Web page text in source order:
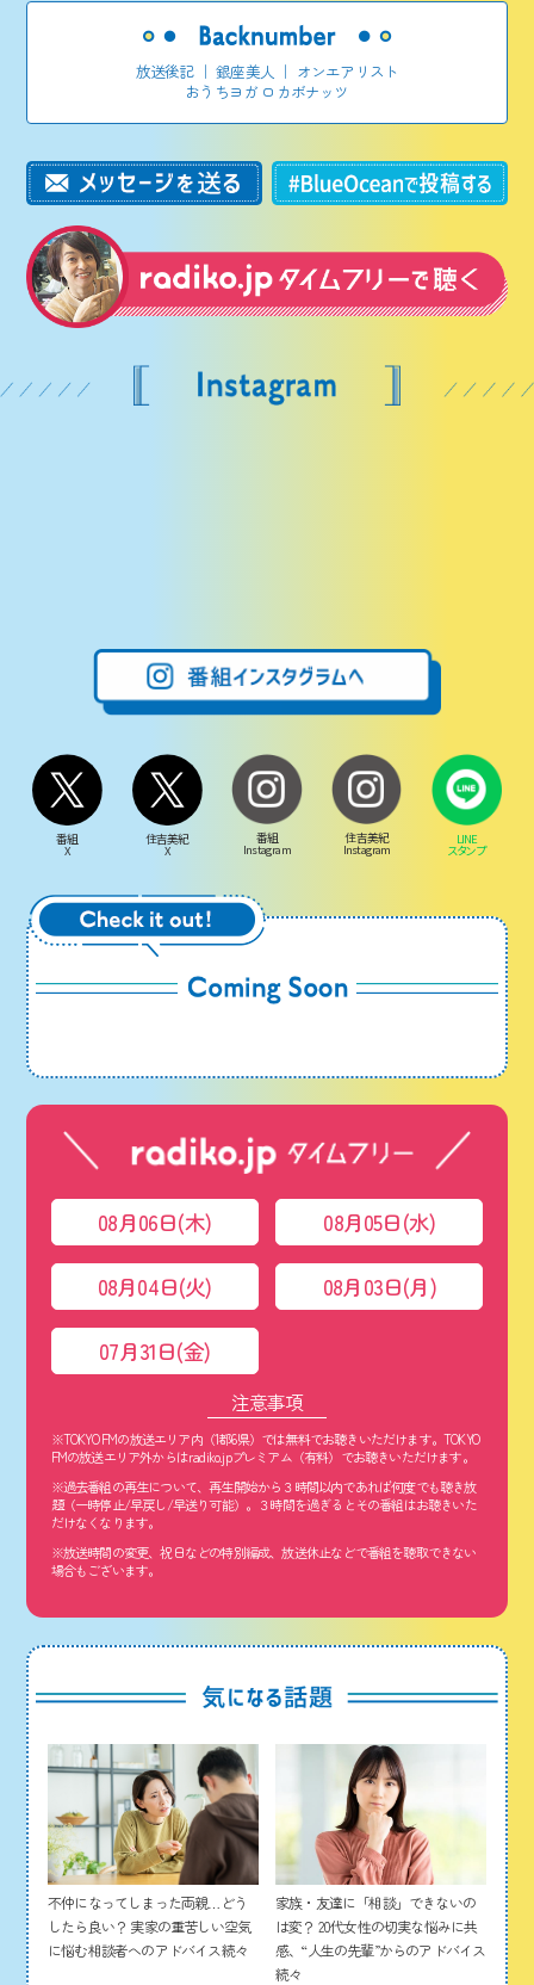
放送後記｜銀座美人 ｜ オンエアリスト
おうちヨガ ロカボナッツ
番組
X
住吉美紀
X
番組
Instagram
住吉美紀
Instagram
LINE
スタンプ
08月06日(木) 08月05日(水)
08月04日(火) 08月03日(月)
07月31日(金)
注意事項
※TOKYO FMの放送エリア内（1都6県）では無料でお聴きいただけます。TOKYO
FMの放送エリア外からはradiko.jpプレミアム（有料）でお聴きいただけます。
※過去番組の再生について、再生開始から３時間以内であれば何度でも聴き放
題（一時停止/早戻し/早送り可能）。３時間を過ぎるとその番組はお聴きいた
だけなくなります。
※放送時間の変更、祝日などの特別編成、放送休止などで番組を聴取できない
場合もございます。
不仲になってしまった両親…どう
したら良い？ 実家の重苦しい空気
に悩む相談者へのアドバイス続々
家族・友達に「相談」できないの
は変？ 20代女性の切実な悩みに共
感、“人生の先輩”からのアドバイス
続々